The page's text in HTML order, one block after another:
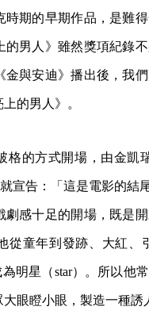
時期的早期作品，是難
的男人》雖然獎項紀錄
金與安迪》播出後，我
的男人》。
格的方式開場，由金
宣告：「這是電影的
劇感十足的開場，既是
從童年到發跡、大紅
為明星（star）。所以
眼瞪小眼，製造一種誘